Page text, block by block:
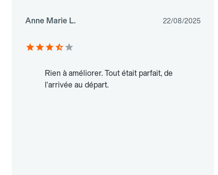
Anne Marie L. 22/08/2025
Rien à améliorer. Tout était parfait, de
l'arrivée au départ.